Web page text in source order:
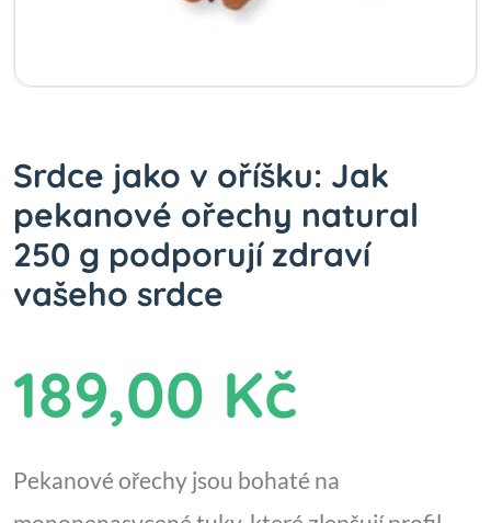
Srdce jako v oříšku: Jak
pekanové ořechy natural
250 g podporují zdraví
vašeho srdce
189,00 Kč
Pekanové ořechy jsou bohaté na